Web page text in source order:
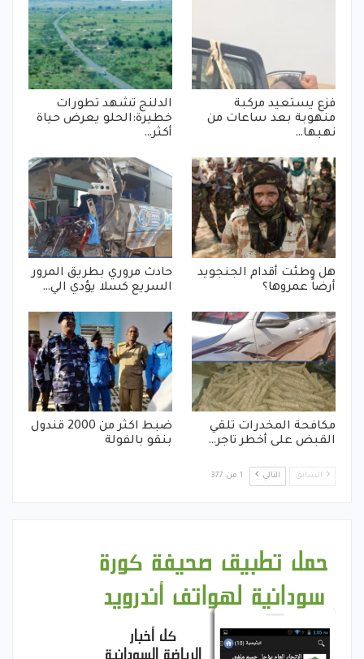
فزع يستعيد مركبة
منهوبة بعد ساعات من
نهبها…
الدلنج تشهد تطورات
خطيرة:الحلو يعرض حياة
أكثر…
هل وطئت أقدام الجنجويد
أرضاً عمروها؟
حادث مروري بطريق المرور
السريع كسلا يؤدي الي…
مكافحة المخدرات تلقي
القبض على أخطر تاجر…
ضبط اكثر من 2000 قندول
بنقو بالفولة
السابق التالي 1 من 377